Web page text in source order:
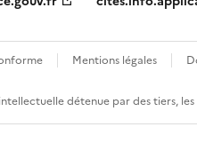
Mentions légales
détenue par des tiers,